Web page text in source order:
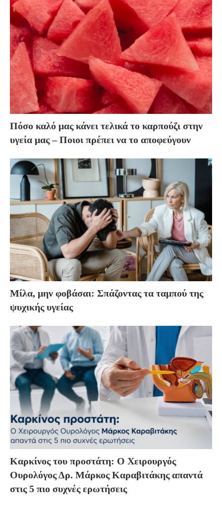
Πόσο καλό μας κάνει τελικά το καρπούζι στην
υγεία μας – Ποιοι πρέπει να το αποφεύγουν
Μίλα, μην φοβάσαι: Σπάζοντας τα ταμπού της
ψυχικής υγείας
Καρκίνος του προστάτη: Ο Χειρουργός
Ουρολόγος Δρ. Μάρκος Καραβιτάκης απαντά
στις 5 πιο συχνές ερωτήσεις